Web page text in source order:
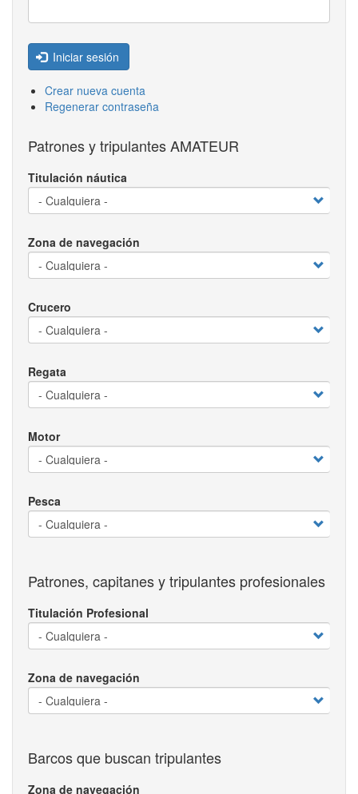
Iniciar sesión
Crear nueva cuenta
Regenerar contraseña
Patrones y tripulantes AMATEUR
Titulación náutica
Zona de navegación
Crucero
Regata
Motor
Pesca
Patrones, capitanes y tripulantes profesionales
Titulación Profesional
Zona de navegación
Barcos que buscan tripulantes
Zona de navegación